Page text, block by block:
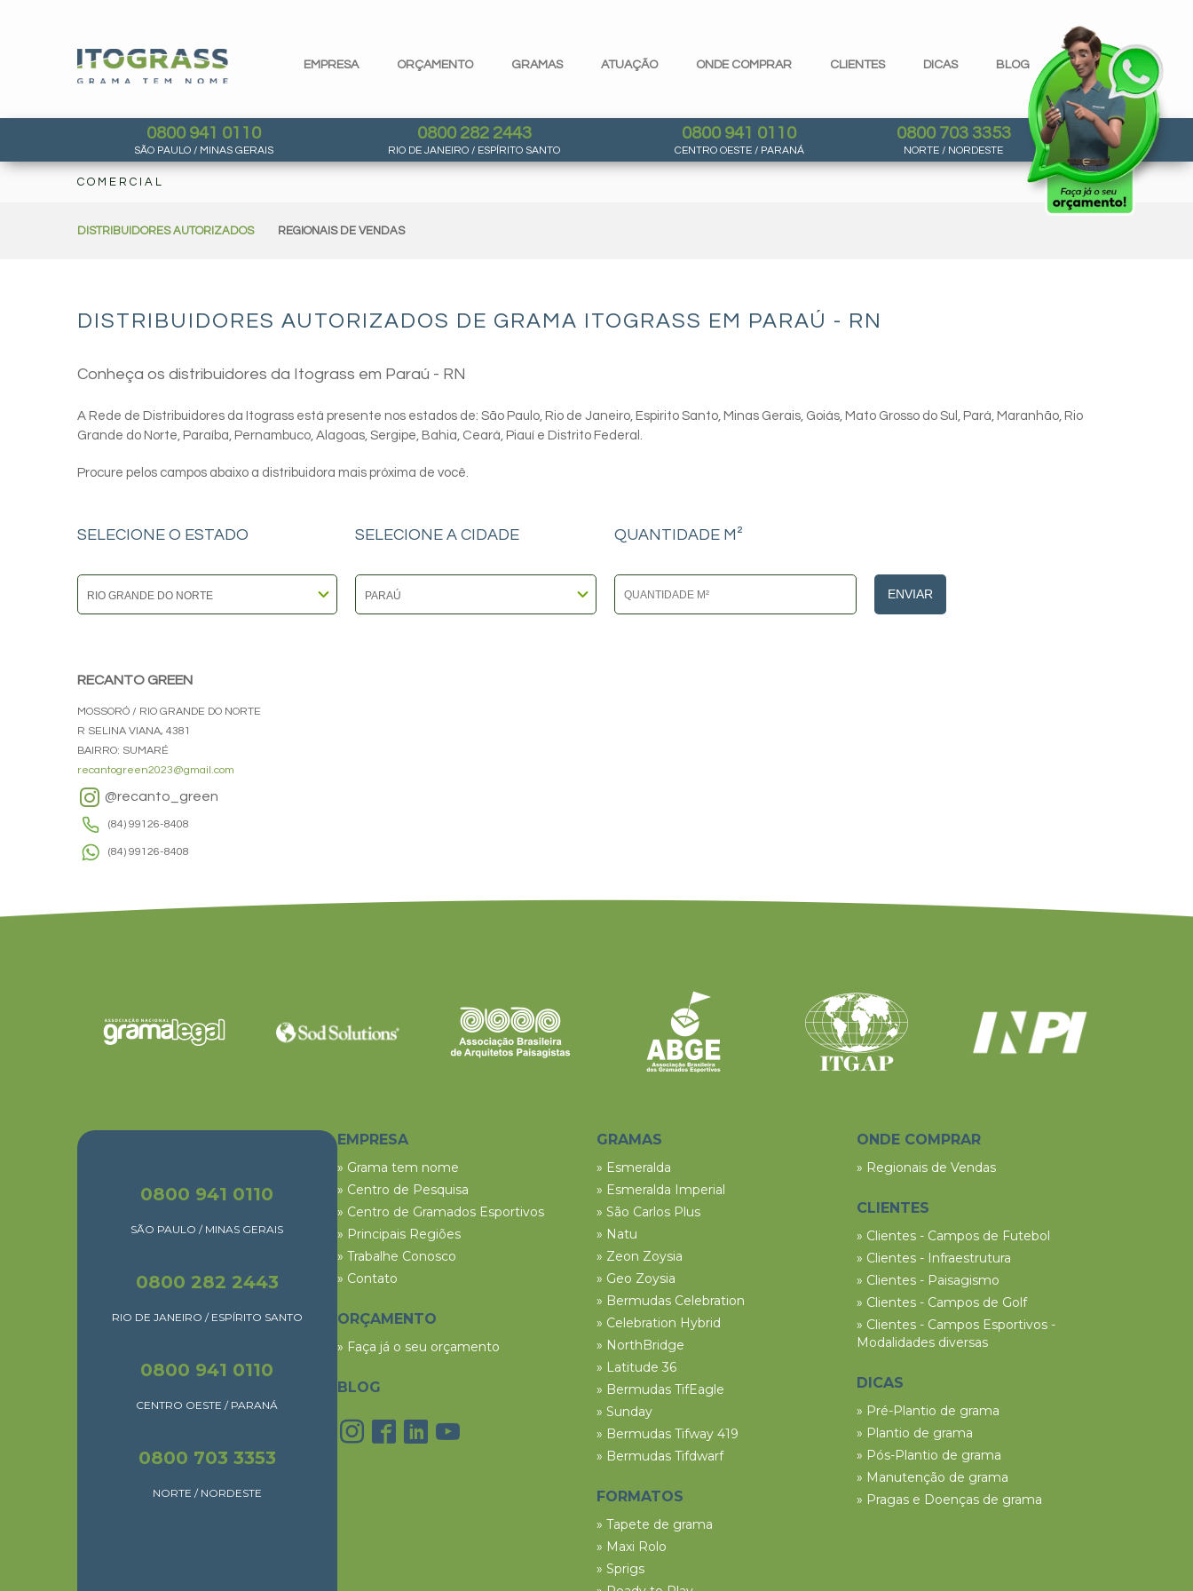
EMPRESA ORÇAMENTO GRAMAS ATUAÇÃO ONDE COMPRAR CLIENTES DICAS BLOG
0800 941 0110
SÃO PAULO / MINAS GERAIS
0800 282 2443
RIO DE JANEIRO / ESPÍRITO SANTO
0800 941 0110
CENTRO OESTE / PARANÁ
0800 703 3353
NORTE / NORDESTE
COMERCIAL
DISTRIBUIDORES AUTORIZADOS REGIONAIS DE VENDAS
DISTRIBUIDORES AUTORIZADOS DE GRAMA ITOGRASS EM PARAÚ - RN
Conheça os distribuidores da Itograss em Paraú - RN
A Rede de Distribuidores da Itograss está presente nos estados de: São Paulo, Rio de Janeiro, Espirito Santo, Minas Gerais, Goiás, Mato Grosso do Sul, Pará, Maranhão, Rio
Grande do Norte, Paraíba, Pernambuco, Alagoas, Sergipe, Bahia, Ceará, Piauí e Distrito Federal.
Procure pelos campos abaixo a distribuidora mais próxima de você.
SELECIONE O ESTADO SELECIONE A CIDADE QUANTIDADE M²
ENVIAR
RECANTO GREEN
MOSSORÓ / RIO GRANDE DO NORTE
R SELINA VIANA, 4381
BAIRRO: SUMARÉ
recantogreen2023@gmail.com
@recanto_green
(84) 99126-8408
(84) 99126-8408
0800 941 0110
SÃO PAULO / MINAS GERAIS
0800 282 2443
RIO DE JANEIRO / ESPÍRITO SANTO
0800 941 0110
CENTRO OESTE / PARANÁ
0800 703 3353
NORTE / NORDESTE
EMPRESA
» Grama tem nome
» Centro de Pesquisa
» Centro de Gramados Esportivos
» Principais Regiões
» Trabalhe Conosco
» Contato
ORÇAMENTO
» Faça já o seu orçamento
BLOG
GRAMAS
» Esmeralda
» Esmeralda Imperial
» São Carlos Plus
» Natu
» Zeon Zoysia
» Geo Zoysia
» Bermudas Celebration
» Celebration Hybrid
» NorthBridge
» Latitude 36
» Bermudas TifEagle
» Sunday
» Bermudas Tifway 419
» Bermudas Tifdwarf
FORMATOS
» Tapete de grama
» Maxi Rolo
» Sprigs
ONDE COMPRAR
» Regionais de Vendas
CLIENTES
» Clientes - Campos de Futebol
» Clientes - Infraestrutura
» Clientes - Paisagismo
» Clientes - Campos de Golf
» Clientes - Campos Esportivos -
Modalidades diversas
DICAS
» Pré-Plantio de grama
» Plantio de grama
» Pós-Plantio de grama
» Manutenção de grama
» Pragas e Doenças de grama